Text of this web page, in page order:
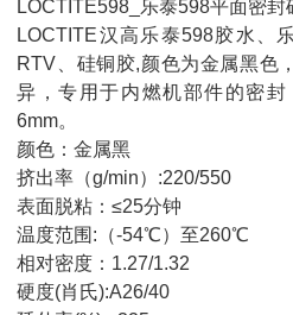
LOCTITE598_乐泰598平面密封
LOCTITE汉高乐泰598胶水、
RTV、硅铜胶,颜色为金属黑色
异，专用于内燃机部件的密
6mm。
颜色：金属黑
挤出率（g/min）:220/550
表面脱粘：≤25分钟
温度范围:（-54℃）至260℃
相对密度：1.27/1.32
硬度(肖氏):A26/40